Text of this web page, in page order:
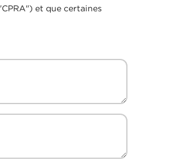
et que certaines